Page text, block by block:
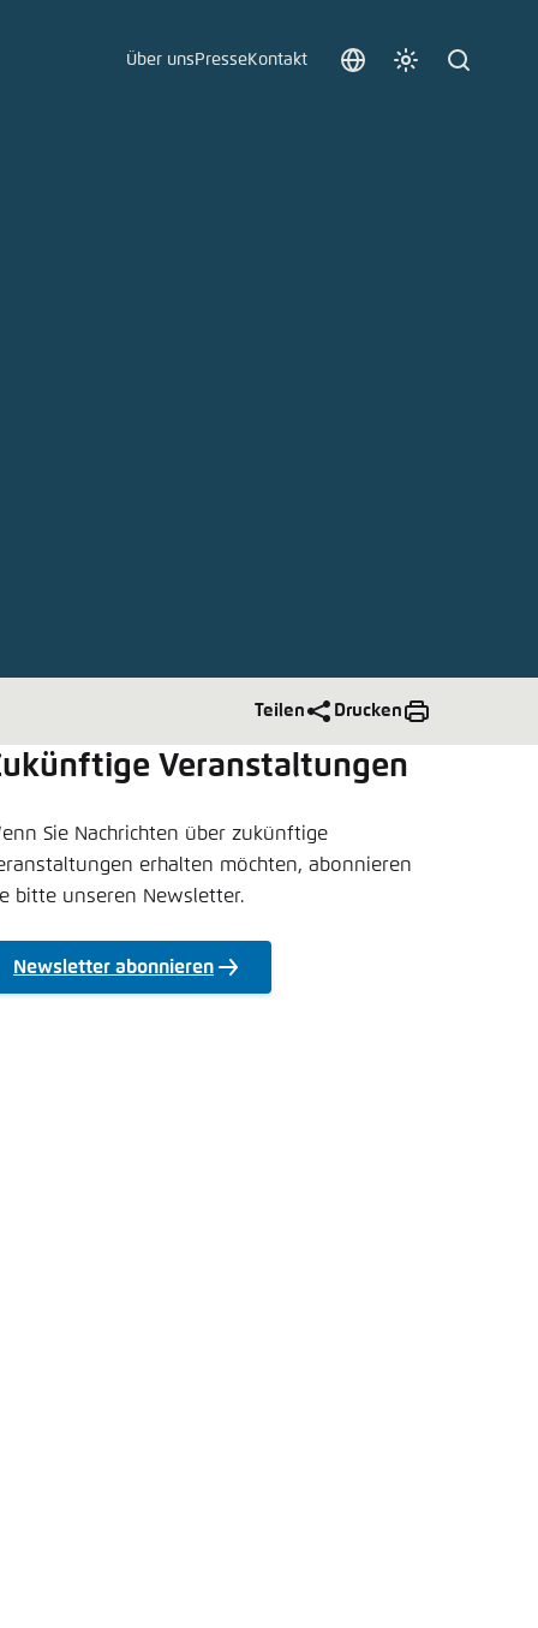
SpracheFarbschema
Suche
Über uns PresseKontakt
Teilen Drucken
Veranstaltungen
Sie Nachrichten über zukünftige
erhalten möchten, abonnieren
bitte unseren Newsletter.
Newsletter abonnieren